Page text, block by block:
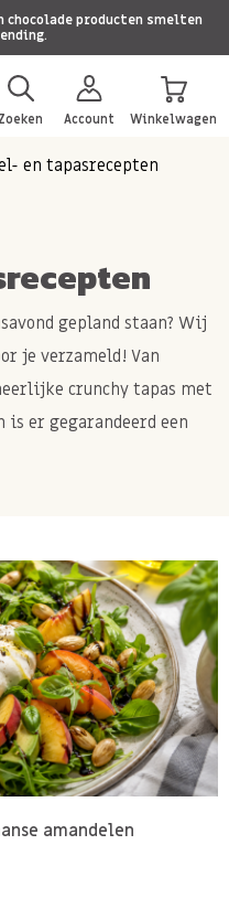
chocolade producten smelten
Zoeken Account Winkelwagen
en tapasrecepten
gepland staan? Wij
je verzameld! Van
crunchy tapas met
is er gegarandeerd een
amandelen